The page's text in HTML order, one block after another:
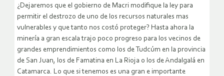
¿Dejaremos que el gobierno de Macri modifique la ley para
permitir el destrozo de uno de los recursos naturales mas
vulnerables y que tanto nos costó proteger? Hasta ahora la
minería a gran escala trajo poco progreso para los vecinos de
grandes emprendimientos como los de Tudcúm en la provincia
de San Juan, los de Famatina en La Rioja o los de Andalgalá en
Catamarca. Lo que si tenemos es una gran e importante